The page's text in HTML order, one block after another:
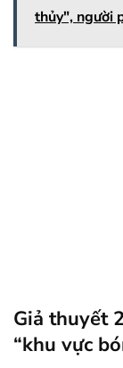
thủy", người
Giả thuyết
“khu vực